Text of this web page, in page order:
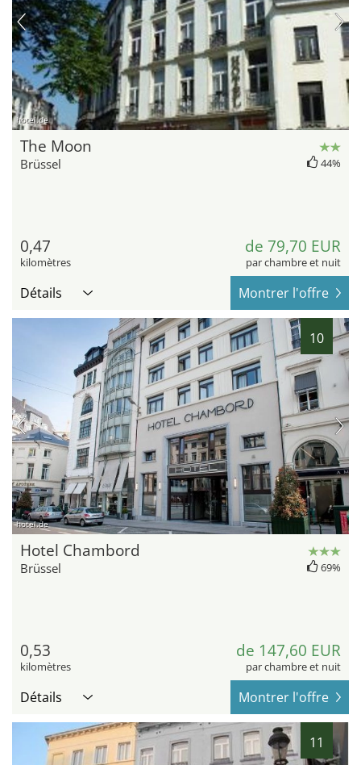
hotel.de
The Moon
Brüssel 44%
0,47
kilomètres
de 79,70 EUR
par chambre et nuit
Détails Montrer l'offre
10
hotel.de
Hotel Chambord
Brüssel 69%
0,53
kilomètres
de 147,60 EUR
par chambre et nuit
Détails Montrer l'offre
11